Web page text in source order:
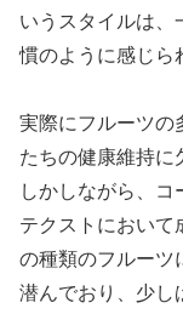
いうスタイルは、
慣のように感じら
実際にフルーツの
たちの健康維持に
しかしながら、
テクストにおいて
の種類のフルーツ
潜んでおり、少し